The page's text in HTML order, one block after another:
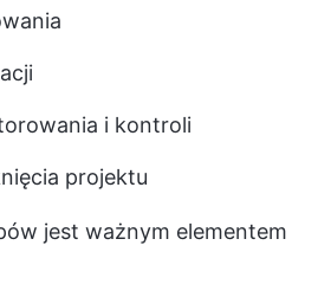
i kontroli
projektu
jest ważnym elementem